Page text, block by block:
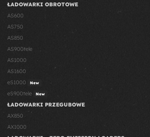
ŁADOWARKI OBROTOWE
AS600
AS750
AS850
AS900tele
AS1000
AS1600
eS1000
New
eS900tele New
ŁADOWARKI PRZEGUBOWE
AX850
AX1000